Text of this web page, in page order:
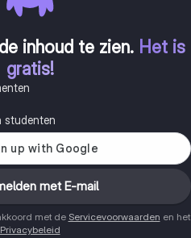
inhoud te zien. Het is
gratis!
studenten
met E-mail
met de Servicevoorwaarden en het
Privacybeleid